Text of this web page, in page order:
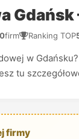
firm Ranking TOP
w
tu
firmy